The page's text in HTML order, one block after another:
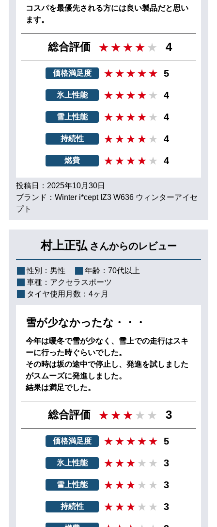
コスパを最優先される方には良い製品だと思い
ます。
総合評価 4
価格満足度 5
氷上性能 4
雪上性能 4
持続性 4
燃費 4
投稿日：2025年10月30日
ブランド：Winter i*cept IZ3 W636 ウィンターアイセ
プト
村上正弘 さんからのレビュー
性別： 男性 年齢： 70代以上
車種： アクセラスポーツ
タイヤ使用月数： 4ヶ月
雪が少なかったな・・・
今年は暖冬で雪が少なく、雪上での走行はスキ
ーに行った時ぐらいでした。
その時は坂の途中で停止し、発進を試しました
がスムーズに発進しました。
結果は満足でした。
総合評価 3
価格満足度 5
氷上性能 3
雪上性能 3
持続性 3